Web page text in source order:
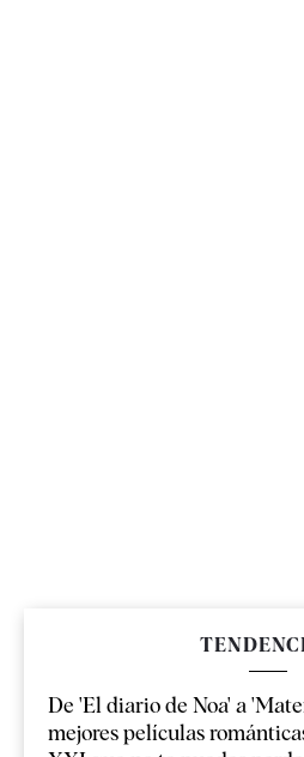
De 'El diario de Noa' a
mejores películas